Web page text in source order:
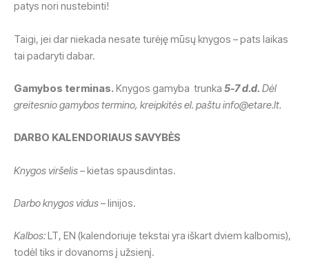
patys nori nustebinti!
Taigi, jei dar niekada nesate turėję mūsų knygos – pats laikas
tai padaryti dabar.
Gamybos terminas. Knygos gamyba trunka 5-7 d.d. Dėl
greitesnio gamybos termino, kreipkitės el. paštu info@etare.lt.
DARBO KALENDORIAUS SAVYBĖS
Knygos viršelis– kietas spausdintas.
Darbo knygos vidus– linijos.
Kalbos: LT, EN (kalendoriuje tekstai yra iškart dviem kalbomis),
todėl tiks ir dovanoms į užsienį.